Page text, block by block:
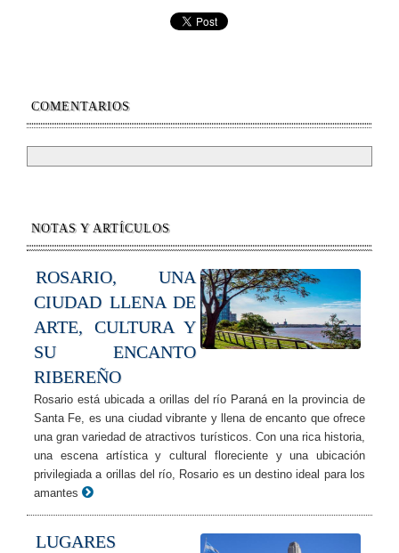
COMENTARIOS
NOTAS Y ARTÍCULOS
ROSARIO, UNA
CIUDAD LLENA DE
ARTE, CULTURA Y
SU ENCANTO
RIBEREÑO
Rosario está ubicada a orillas del río Paraná en la provincia de
Santa Fe, es una ciudad vibrante y llena de encanto que ofrece
una gran variedad de atractivos turísticos. Con una rica historia,
una escena artística y cultural floreciente y una ubicación
privilegiada a orillas del río, Rosario es un destino ideal para los
amantes
LUGARES